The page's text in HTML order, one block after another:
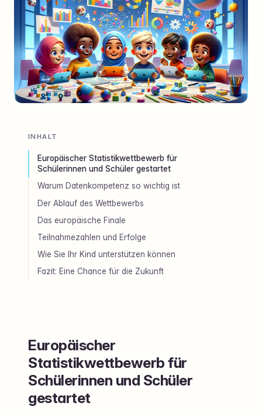
INHALT
Europäischer Statistikwettbewerb für
Schülerinnen und Schüler gestartet
Warum Datenkompetenz so wichtig ist
Der Ablauf des Wettbewerbs
Das europäische Finale
Teilnahmezahlen und Erfolge
Wie Sie Ihr Kind unterstützen können
Fazit: Eine Chance für die Zukunft
Europäischer
Statistikwettbewerb für
Schülerinnen und Schüler
gestartet